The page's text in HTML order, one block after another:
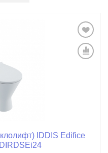
IDDIS Edifice